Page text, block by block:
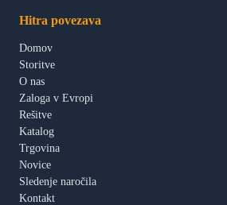
Hitra povezava
Domov
Storitve
O nas
Zaloga v Evropi
Rešitve
Katalog
Trgovina
Novice
Sledenje naročila
Kontakt